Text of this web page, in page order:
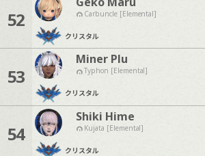
52 Carbuncle [Elemental]
クリスタル
53
Miner Plu
Typhon [Elemental]
クリスタル
54
Shiki Hime
Kujata [Elemental]
クリスタル